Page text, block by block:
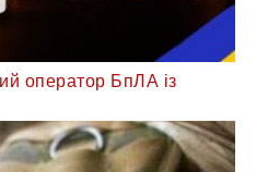
оператор БпЛА із